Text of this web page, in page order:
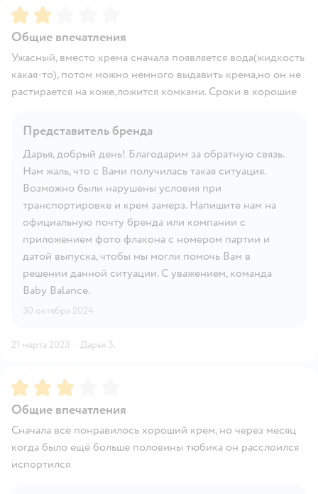
Рейтинг:
Общие впечатления
Ужасный, вместо крема сначала появляется вода(жидкость
какая-то), потом можно немного выдавить крема,но он не
растирается на коже,ложится комками. Сроки в хорошие
Представитель бренда
Дарья, добрый день! Благодарим за обратную связь.
Нам жаль, что с Вами получилась такая ситуация.
Возможно были нарушены условия при
транспортировке и крем замерз. Напишите нам на
официальную почту бренда или компании с
приложением фото флакона с номером партии и
датой выпуска, чтобы мы могли помочь Вам в
решении данной ситуации. С уважением, команда
Baby Balance.
30 октября 2024
21 марта 2023 · Дарья З.
Рейтинг:3
Общие впечатления
Сначала все понравилось хороший крем, но через месяц
когда было ещё больше половины тюбика он расслоился
испортился